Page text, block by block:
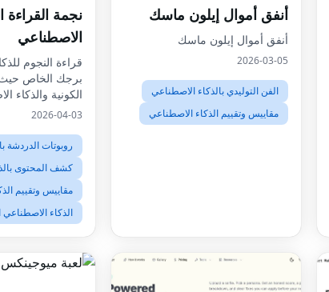
أنفق أموال إيلون ماسك
أنفق أموال إيلون ماسك
2026-03-05
الفن التوليدي بالذكاء الاصطناعي
مقاييس وتقييم الذكاء الاصطناعي
نجمة القراءة
الاصطناعي
قراءة النجوم
برجك الخاص حيث
الكونية والذكاء
2026-04-03
روبوتات الدردشة
كشف المحتوى
مقاييس وتقييم
الذكاء الاصطناعي